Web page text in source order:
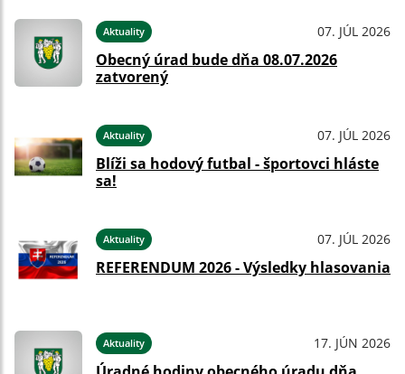
Aktuality 07. JÚL 2026
Obecný úrad bude dňa 08.07.2026
zatvorený
Aktuality 07. JÚL 2026
Blíži sa hodový futbal - športovci hláste
sa!
Aktuality 07. JÚL 2026
REFERENDUM 2026 - Výsledky hlasovania
Aktuality 17. JÚN 2026